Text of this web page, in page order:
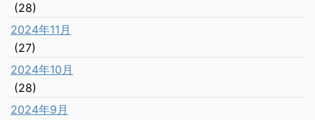
(28)
2024年11月
(27)
2024年10月
(28)
2024年9月